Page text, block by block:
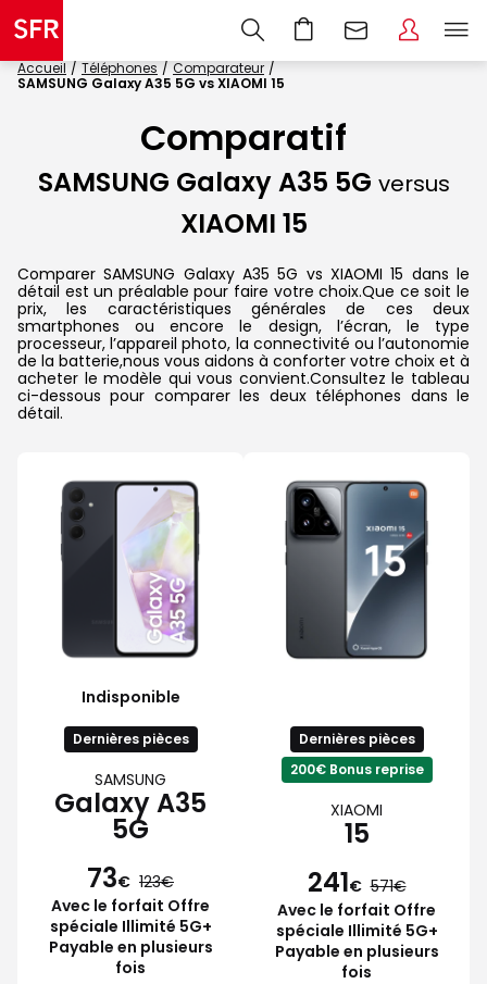
Accueil Téléphones
Comparateur
SAMSUNG Galaxy A35 5G vs XIAOMI 15
Comparatif
SAMSUNG Galaxy A35 5G versus
XIAOMI 15
Comparer SAMSUNG Galaxy A35 5G vs XIAOMI 15 dans le
détail est un préalable pour faire votre choix.Que ce soit le
prix, les caractéristiques générales de ces deux
smartphones ou encore le design, l’écran, le type
processeur, l’appareil photo, la connectivité ou l’autonomie
de la batterie,nous vous aidons à conforter votre choix et à
acheter le modèle qui vous convient.Consultez le tableau
ci-dessous pour comparer les deux téléphones dans le
détail.
Indisponible
Dernières pièces
SAMSUNG
Galaxy A35
5G
73€ 123
Avec le forfait Offre
spéciale Illimité 5G+
Payable en plusieurs
fois
Dernières pièces
200€ Bonus reprise
XIAOMI
15
241€ 571
Avec le forfait Offre
spéciale Illimité 5G+
Payable en plusieurs
fois